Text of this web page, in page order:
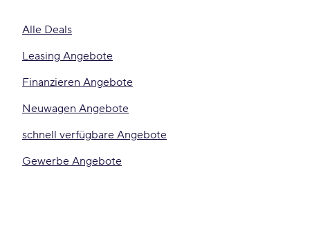
Alle Deals
Leasing Angebote
Finanzieren Angebote
Neuwagen Angebote
schnell verfügbare Angebote
Gewerbe Angebote